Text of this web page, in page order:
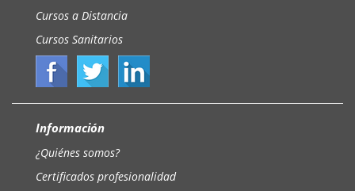
Cursos a Distancia
Cursos Sanitarios
Información
¿Quiénes somos?
Certificados profesionalidad